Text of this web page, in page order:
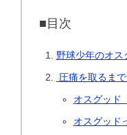
■目次
野球少年のオス
圧痛を取るま
オスグッド
オスグッド